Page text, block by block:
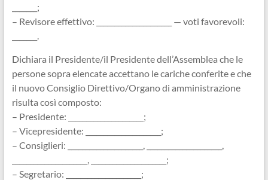
_______;
– Revisore effettivo: _____________________ — voti favorevoli:
_______.
Dichiara il Presidente/il Presidente dell’Assemblea che le
persone sopra elencate accettano le cariche conferite e che
il nuovo Consiglio Direttivo/Organo di amministrazione
risulta così composto:
– Presidente: _____________________;
– Vicepresidente: _____________________;
– Consiglieri: _____________________, _____________________,
_____________________, _____________________;
– Segretario: _____________________;